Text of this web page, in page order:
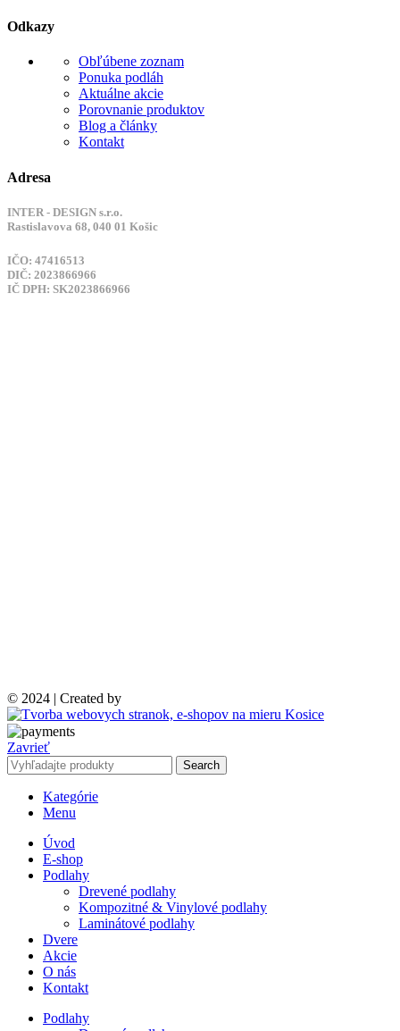
Odkazy
Obľúbene zoznam
Ponuka podláh
Aktuálne akcie
Porovnanie produktov
Blog a články
Kontakt
Adresa
INTER - DESIGN s.r.o.
Rastislavova 68, 040 01 Košic
IČO: 47416513
DIČ: 2023866966
IČ DPH: SK2023866966
© 2024 | Created by
Zavrieť
Search
Kategórie
Menu
Úvod
E-shop
Podlahy
Drevené podlahy
Kompozitné & Vinylové podlahy
Laminátové podlahy
Dvere
Akcie
O nás
Kontakt
Podlahy